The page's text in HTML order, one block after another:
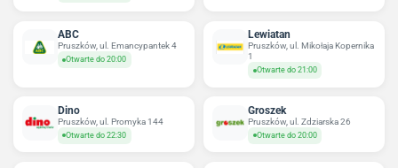
ABC
Pruszków, ul. Emancypantek 4
Otwarte do 20:00
Lewiatan
Pruszków, ul. Mikołaja Kopernika
1
Otwarte do 21:00
Dino
Pruszków, ul. Promyka 144
Otwarte do 22:30
Groszek
Pruszków, ul. Zdziarska 26
Otwarte do 20:00